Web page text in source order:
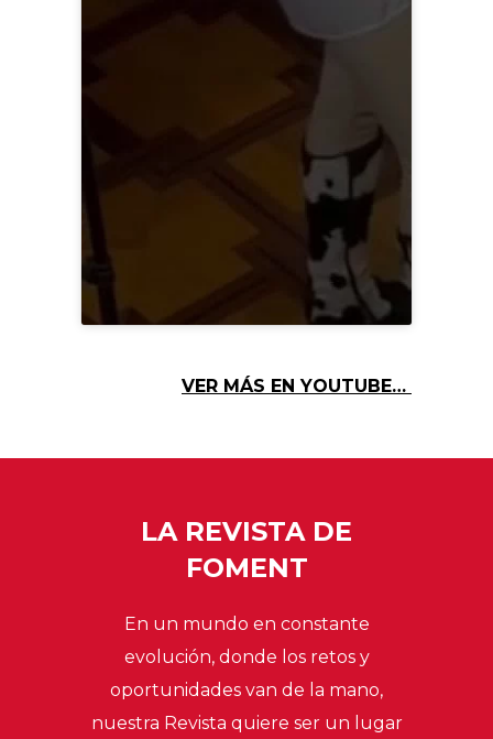
VER MÁS EN YOUTUBE…
LA REVISTA DE
FOMENT
En un mundo en constante
evolución, donde los retos y
oportunidades van de la mano,
nuestra Revista quiere ser un lugar